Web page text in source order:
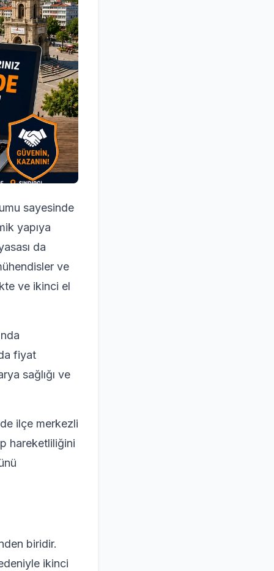
sayesinde
yapıya
da
ve
ve ikinci el
fiyat
sağlığı ve
ilçe merkezli
hareketliliğini
biridir.
ikinci